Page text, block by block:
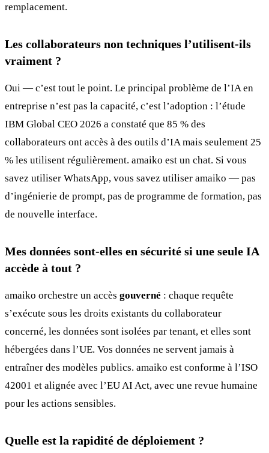
remplacement.
Les collaborateurs non techniques l’utilisent-ils
vraiment ?
Oui — c’est tout le point. Le principal problème de l’IA en
entreprise n’est pas la capacité, c’est l’adoption : l’étude
IBM Global CEO 2026 a constaté que 85 % des
collaborateurs ont accès à des outils d’IA mais seulement 25
% les utilisent régulièrement. amaiko est un chat. Si vous
savez utiliser WhatsApp, vous savez utiliser amaiko — pas
d’ingénierie de prompt, pas de programme de formation, pas
de nouvelle interface.
Mes données sont-elles en sécurité si une seule IA
accède à tout ?
amaiko orchestre un accès gouverné : chaque requête
s’exécute sous les droits existants du collaborateur
concerné, les données sont isolées par tenant, et elles sont
hébergées dans l’UE. Vos données ne servent jamais à
entraîner des modèles publics. amaiko est conforme à l’ISO
42001 et alignée avec l’EU AI Act, avec une revue humaine
pour les actions sensibles.
Quelle est la rapidité de déploiement ?